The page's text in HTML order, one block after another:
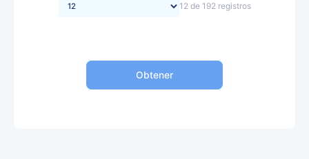
12 de 192 registros
Obtener